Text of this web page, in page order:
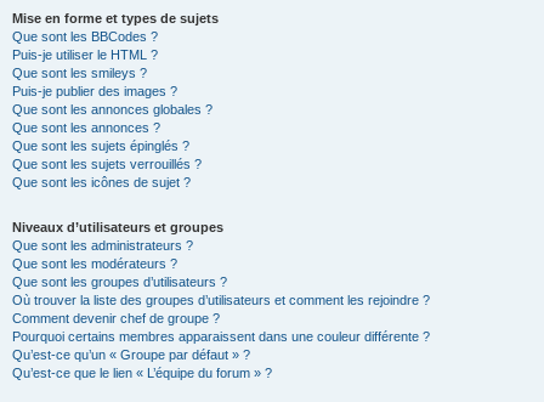
Mise en forme et types de sujets
Que sont les BBCodes ?
Puis-je utiliser le HTML ?
Que sont les smileys ?
Puis-je publier des images ?
Que sont les annonces globales ?
Que sont les annonces ?
Que sont les sujets épinglés ?
Que sont les sujets verrouillés ?
Que sont les icônes de sujet ?
Niveaux d’utilisateurs et groupes
Que sont les administrateurs ?
Que sont les modérateurs ?
Que sont les groupes d’utilisateurs ?
Où trouver la liste des groupes d’utilisateurs et comment les rejoindre ?
Comment devenir chef de groupe ?
Pourquoi certains membres apparaissent dans une couleur différente ?
Qu’est-ce qu’un « Groupe par défaut » ?
Qu’est-ce que le lien « L’équipe du forum » ?